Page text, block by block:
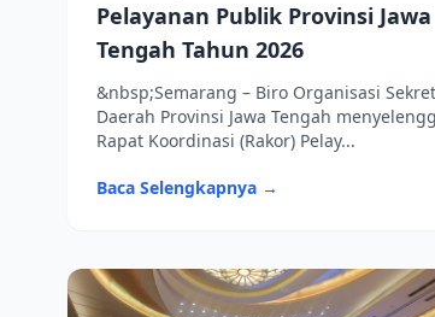
Pelayanan Publik Provinsi Jawa
Tengah Tahun 2026
&nbsp;Semarang – Biro Organisasi
Daerah Provinsi Jawa Tengah
Rapat Koordinasi (Rakor) Pelay...
Baca Selengkapnya →